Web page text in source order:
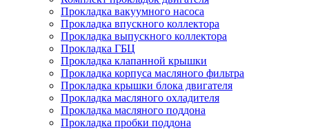
Прокладка вакуумного насоса
Прокладка впускного коллектора
Прокладка выпускного коллектора
Прокладка ГБЦ
Прокладка клапанной крышки
Прокладка корпуса масляного фильтра
Прокладка крышки блока двигателя
Прокладка масляного охладителя
Прокладка масляного поддона
Прокладка пробки поддона